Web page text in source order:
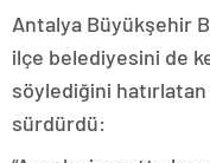
Antalya Büyükşehir
ilçe belediyesini de
söylediğini hatırlatan
sürdürdü: